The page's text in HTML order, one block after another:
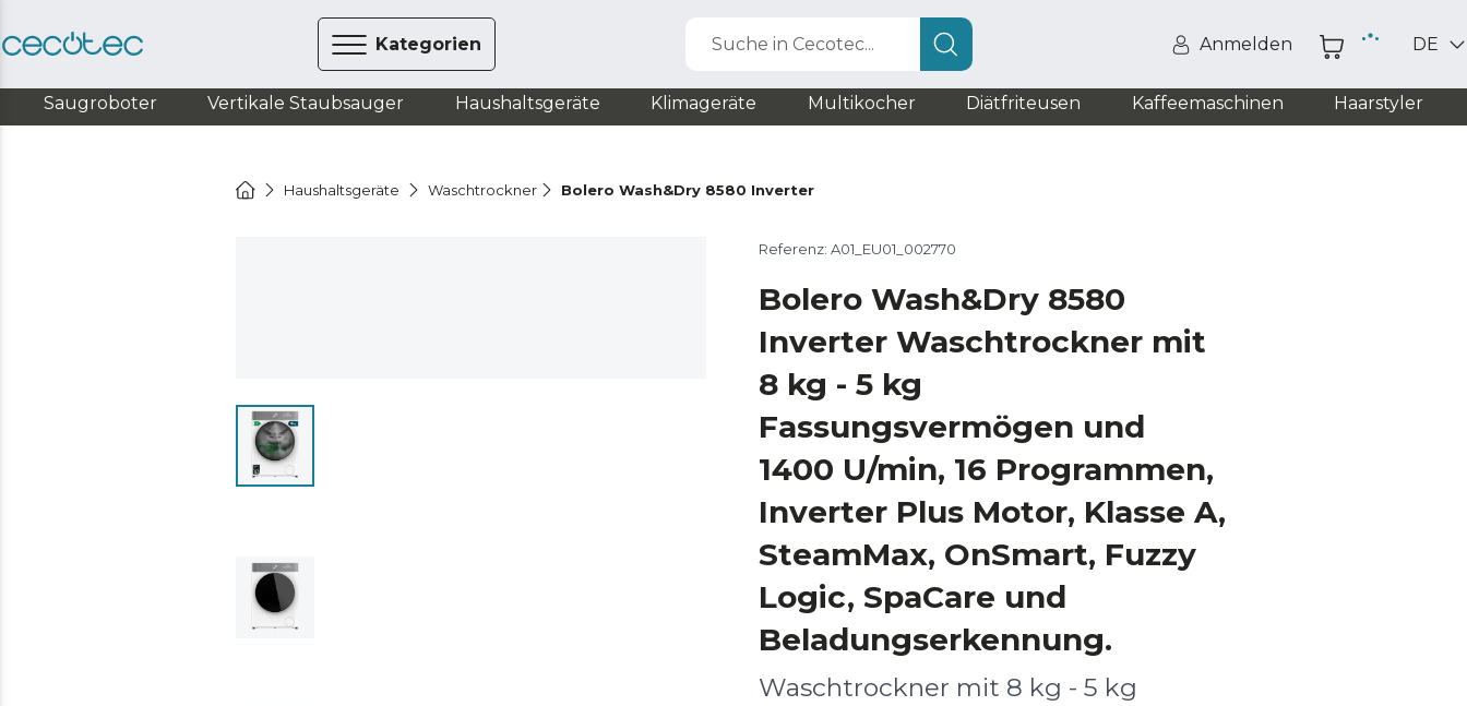
Kategorien Suche in Cecotec... Anmelden DE
Saugroboter Vertikale Staubsauger Haushaltsgeräte Klimageräte Multikocher Diätfriteusen Kaffeemaschinen Haarstyler
Haushaltsgeräte Waschtrockner Bolero Wash&Dry 8580 Inverter
Referenz: A01_EU01_002770
Bolero Wash&Dry 8580
Inverter Waschtrockner mit
8 kg - 5 kg
Fassungsvermögen und
1400 U/min, 16 Programmen,
Inverter Plus Motor, Klasse A,
SteamMax, OnSmart, Fuzzy
Logic, SpaCare und
Beladungserkennung.
Waschtrockner mit 8 kg - 5 kg